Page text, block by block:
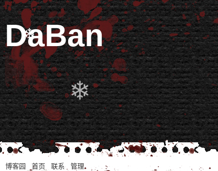
DaBan
博客园 首页 联系 管理
❄
❄
❄